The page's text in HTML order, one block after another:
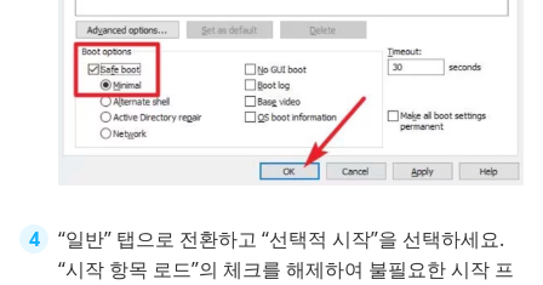
“일반” 탭으로 전환하고 “선택적 시작”을 선택하세요.
“시작 항목 로드”의 체크를 해제하여 불필요한 시작 프